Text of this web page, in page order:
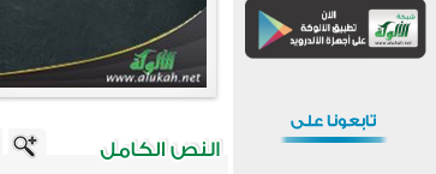
اختتام الدورة التاسعة لمسابقة حفظ
وتلاوة القرآن الكريم في أزناكاييف
أكثر من 100 شخص يتعرفون على
بنغلاديش بمشاركة 3000 متسابق